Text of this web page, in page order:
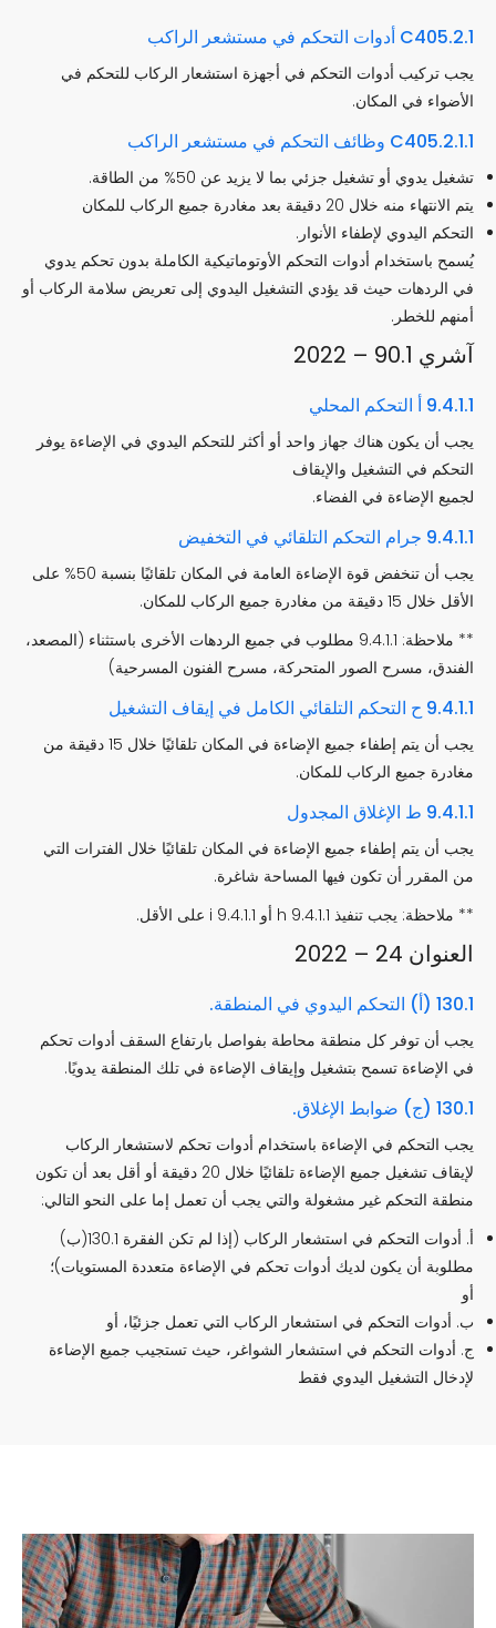
C405.2.1 أدوات التحكم في مستشعر الراكب
يجب تركيب أدوات التحكم في أجهزة استشعار الركاب للتحكم في
الأضواء في المكان.
C405.2.1.1 وظائف التحكم في مستشعر الراكب
تشغيل يدوي أو تشغيل جزئي بما لا يزيد عن 50% من الطاقة.
يتم الانتهاء منه خلال 20 دقيقة بعد مغادرة جميع الركاب للمكان
التحكم اليدوي لإطفاء الأنوار.
يُسمح باستخدام أدوات التحكم الأوتوماتيكية الكاملة بدون تحكم يدوي
في الردهات حيث قد يؤدي التشغيل اليدوي إلى تعريض سلامة الركاب أو
أمنهم للخطر.
آشري 90.1 – 2022
9.4.1.1 أ التحكم المحلي
يجب أن يكون هناك جهاز واحد أو أكثر للتحكم اليدوي في الإضاءة يوفر
التحكم في التشغيل والإيقاف
لجميع الإضاءة في الفضاء.
9.4.1.1 جرام التحكم التلقائي في التخفيض
يجب أن تنخفض قوة الإضاءة العامة في المكان تلقائيًا بنسبة 50% على
الأقل خلال 15 دقيقة من مغادرة جميع الركاب للمكان.
** ملاحظة: 9.4.1.1 مطلوب في جميع الردهات الأخرى باستثناء (المصعد،
الفندق، مسرح الصور المتحركة، مسرح الفنون المسرحية)
9.4.1.1 ح التحكم التلقائي الكامل في إيقاف التشغيل
يجب أن يتم إطفاء جميع الإضاءة في المكان تلقائيًا خلال 15 دقيقة من
مغادرة جميع الركاب للمكان.
9.4.1.1 ط الإغلاق المجدول
يجب أن يتم إطفاء جميع الإضاءة في المكان تلقائيًا خلال الفترات التي
من المقرر أن تكون فيها المساحة شاغرة.
** ملاحظة: يجب تنفيذ 9.4.1.1 h أو 9.4.1.1 i على الأقل.
العنوان 24 – 2022
130.1 (أ) التحكم اليدوي في المنطقة.
يجب أن توفر كل منطقة محاطة بفواصل بارتفاع السقف أدوات تحكم
في الإضاءة تسمح بتشغيل وإيقاف الإضاءة في تلك المنطقة يدويًا.
130.1 (ج) ضوابط الإغلاق.
يجب التحكم في الإضاءة باستخدام أدوات تحكم لاستشعار الركاب
لإيقاف تشغيل جميع الإضاءة تلقائيًا خلال 20 دقيقة أو أقل بعد أن تكون
منطقة التحكم غير مشغولة والتي يجب أن تعمل إما على النحو التالي:
أ. أدوات التحكم في استشعار الركاب (إذا لم تكن الفقرة 130.1(ب)
مطلوبة أن يكون لديك أدوات تحكم في الإضاءة متعددة المستويات)؛
أو
ب. أدوات التحكم في استشعار الركاب التي تعمل جزئيًا، أو
ج. أدوات التحكم في استشعار الشواغر، حيث تستجيب جميع الإضاءة
لإدخال التشغيل اليدوي فقط